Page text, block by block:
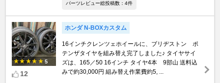
パーツレビュー総投稿数：4件
5
12
ホンダ N-BOXカスタム
16インチクレンツェホイールに、ブリヂストン ポ
テンザタイヤを組み替え完了しました♪ タイヤサイ
ズは、165／50 16インチ タイヤ4本 9部山 送料込
みで約30,000円 組み替え作業費約5, ...